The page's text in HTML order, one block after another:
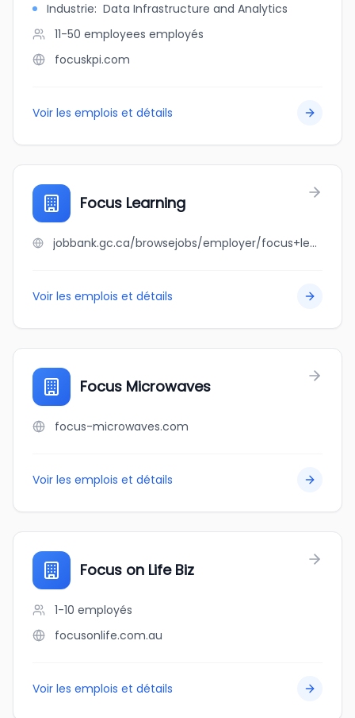
Industrie: Data Infrastructure and Analytics
11-50 employees employés
focuskpi.com
Voir les emplois et détails
Focus Learning
jobbank.gc.ca/browsejobs/employer/focus+learning/ca
Voir les emplois et détails
Focus Microwaves
focus-microwaves.com
Voir les emplois et détails
Focus on Life Biz
1-10 employés
focusonlife.com.au
Voir les emplois et détails